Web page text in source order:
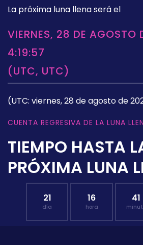
La próxima luna llena será el
VIERNES, 28 DE AGOSTO
4:19:57
(UTC, UTC)
(UTC: viernes, 28 de agosto de
CUENTA REGRESIVA DE LA LUNA
TIEMPO HASTA
PRÓXIMA LUNA
21
día
16
hora
41